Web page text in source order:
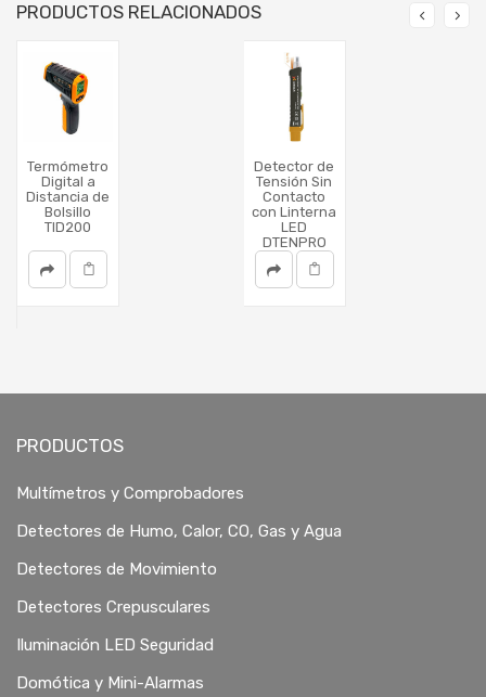
PRODUCTOS RELACIONADOS
Termómetro
Digital a
Distancia de
Bolsillo
TID200
Detector de
Tensión Sin
Contacto
con Linterna
LED
DTENPRO
PRODUCTOS
Multímetros y Comprobadores
Detectores de Humo, Calor, CO, Gas y Agua
Detectores de Movimiento
Detectores Crepusculares
Iluminación LED Seguridad
Domótica y Mini-Alarmas